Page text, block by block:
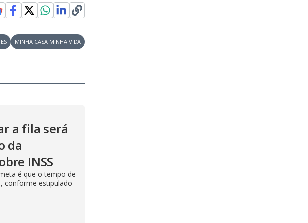
e
MINHA CASA MINHA VIDA
a fila será
da
INSS
é que o tempo de
conforme estipulado